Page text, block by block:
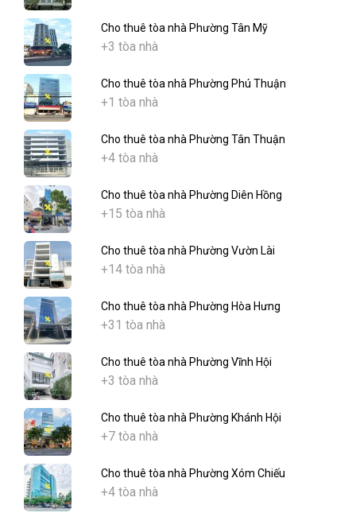
Cho thuê tòa nhà Phường Tân Mỹ
+3 tòa nhà
Cho thuê tòa nhà Phường Phú Thuận
+1 tòa nhà
Cho thuê tòa nhà Phường Tân Thuận
+4 tòa nhà
Cho thuê tòa nhà Phường Diên Hồng
+15 tòa nhà
Cho thuê tòa nhà Phường Vườn Lài
+14 tòa nhà
Cho thuê tòa nhà Phường Hòa Hưng
+31 tòa nhà
Cho thuê tòa nhà Phường Vĩnh Hội
+3 tòa nhà
Cho thuê tòa nhà Phường Khánh Hội
+7 tòa nhà
Cho thuê tòa nhà Phường Xóm Chiếu
+4 tòa nhà